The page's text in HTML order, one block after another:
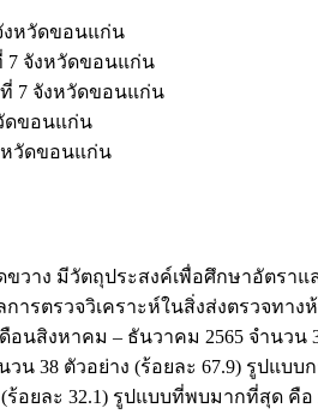
งหวัดขอนแก่น
7 จังหวัดขอนแก่น
7 จังหวัดขอนแก่น
ดขอนแก่น
วัดขอนแก่น
วาง มีวัตถุประสงค์เพื่อศึกษาอัตร
รตรวจวิเคราะห์ในสิ่งส่งตรวจท
สิงหาคม – ธันวาคม 2565 จำนวน
38 ตัวอย่าง (ร้อยละ 67.9) รูปแบ
อยละ 32.1) รูปแบบที่พบมากที่สุด คื